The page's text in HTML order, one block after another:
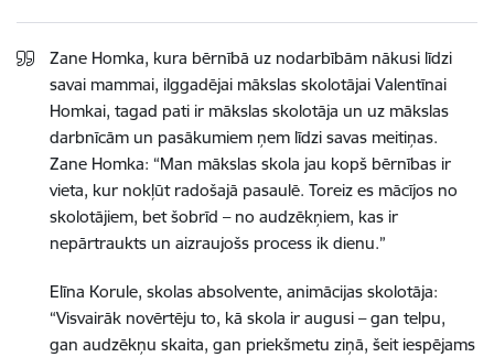
Zane Homka, kura bērnībā uz nodarbībām nākusi līdzi
savai mammai, ilggadējai mākslas skolotājai Valentīnai
Homkai, tagad pati ir mākslas skolotāja un uz mākslas
darbnīcām un pasākumiem ņem līdzi savas meitiņas.
Zane Homka: “Man mākslas skola jau kopš bērnības ir
vieta, kur nokļūt radošajā pasaulē. Toreiz es mācījos no
skolotājiem, bet šobrīd – no audzēkņiem, kas ir
nepārtraukts un aizraujošs process ik dienu.”
Elīna Korule, skolas absolvente, animācijas skolotāja:
“Visvairāk novērtēju to, kā skola ir augusi – gan telpu,
gan audzēkņu skaita, gan priekšmetu ziņā, šeit iespējams